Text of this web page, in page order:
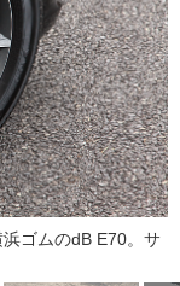
ゴムのdB E70。サ